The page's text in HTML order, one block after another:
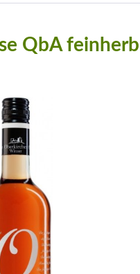
QbA feinherb